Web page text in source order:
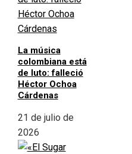
La música
colombiana está
de luto: falleció
Héctor Ochoa
Cárdenas
21 de julio de
2026